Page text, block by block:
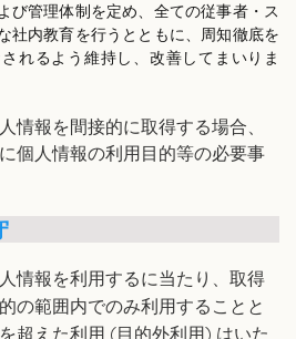
び管理体制を定め、全ての従事者・ス
社内教育を行うとともに、周知徹底を
れるよう維持し、改善してまいりま
情報を間接的に取得する場合、
個人情報の利用目的等の必要事
情報を利用するに当たり、取得
の範囲内でのみ利用することと
超えた利用 (目的外利用) はいた